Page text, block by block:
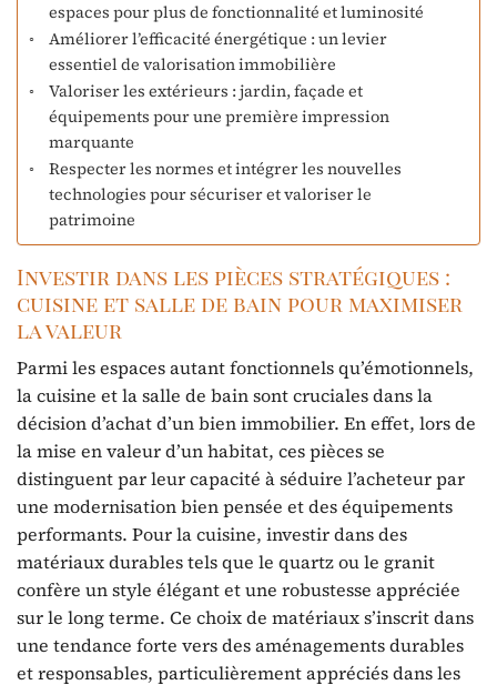
espaces pour plus de fonctionnalité et luminosité
Améliorer l’efficacité énergétique : un levier
essentiel de valorisation immobilière
Valoriser les extérieurs : jardin, façade et
équipements pour une première impression
marquante
Respecter les normes et intégrer les nouvelles
technologies pour sécuriser et valoriser le
patrimoine
Investir dans les pièces stratégiques :
cuisine et salle de bain pour maximiser
la valeur
Parmi les espaces autant fonctionnels qu’émotionnels,
la cuisine et la salle de bain sont cruciales dans la
décision d’achat d’un bien immobilier. En effet, lors de
la mise en valeur d’un habitat, ces pièces se
distinguent par leur capacité à séduire l’acheteur par
une modernisation bien pensée et des équipements
performants. Pour la cuisine, investir dans des
matériaux durables tels que le quartz ou le granit
confère un style élégant et une robustesse appréciée
sur le long terme. Ce choix de matériaux s’inscrit dans
une tendance forte vers des aménagements durables
et responsables, particulièrement appréciés dans les